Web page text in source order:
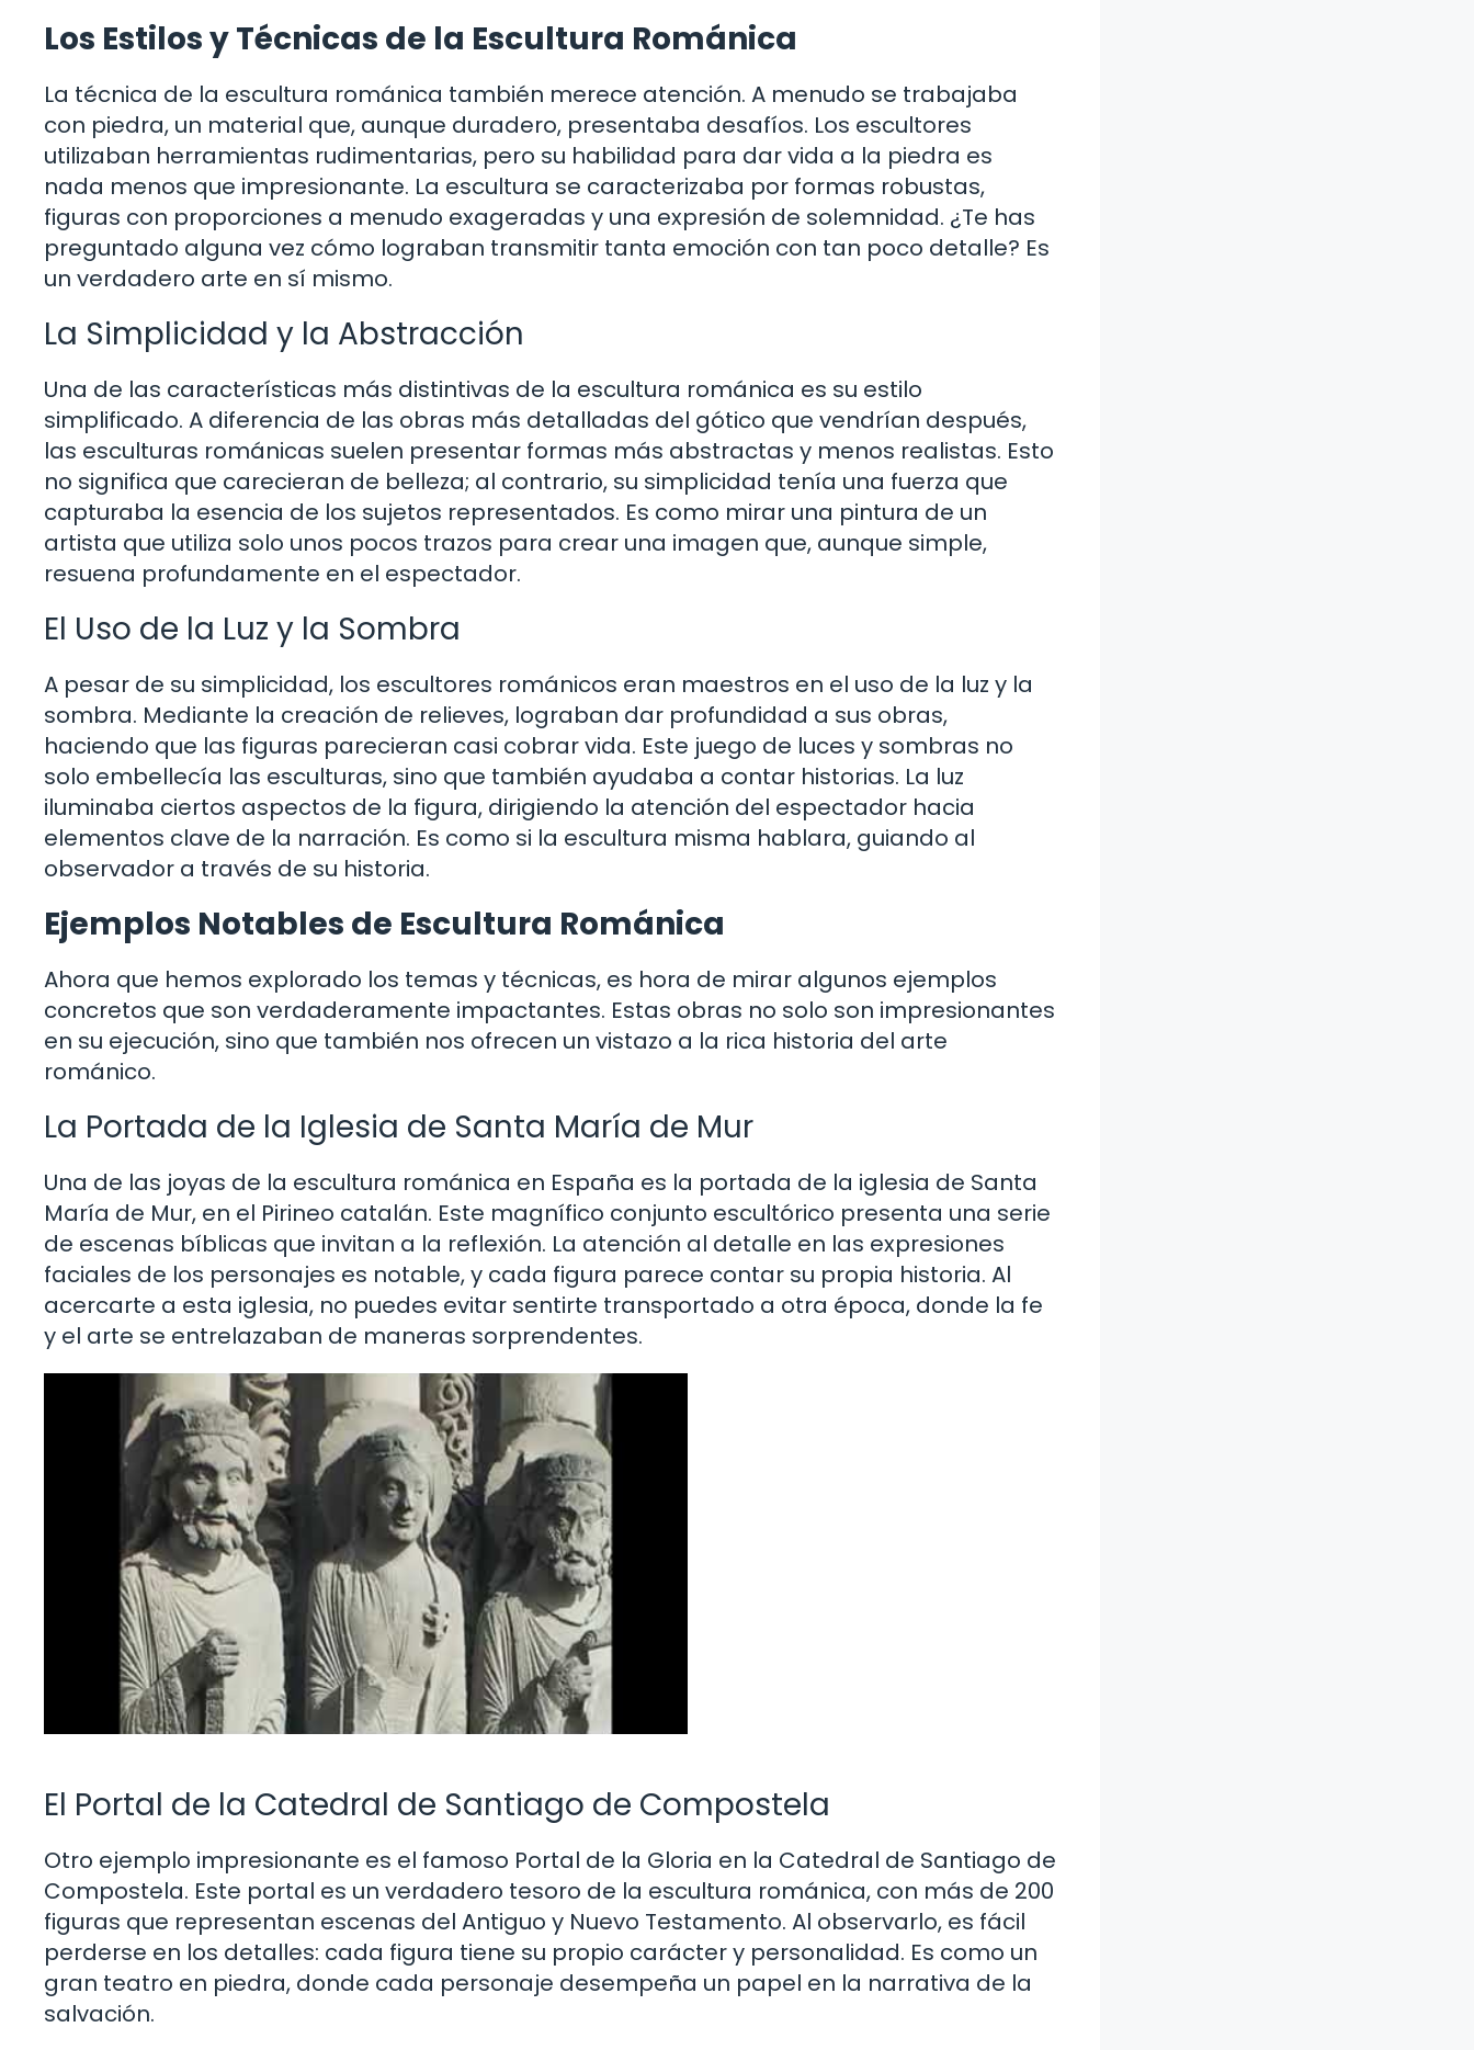
Los Estilos y Técnicas de la Escultura Románica
La técnica de la escultura románica también merece atención. A menudo se trabajaba
con piedra, un material que, aunque duradero, presentaba desafíos. Los escultores
utilizaban herramientas rudimentarias, pero su habilidad para dar vida a la piedra es
nada menos que impresionante. La escultura se caracterizaba por formas robustas,
figuras con proporciones a menudo exageradas y una expresión de solemnidad. ¿Te has
preguntado alguna vez cómo lograban transmitir tanta emoción con tan poco detalle? Es
un verdadero arte en sí mismo.
La Simplicidad y la Abstracción
Una de las características más distintivas de la escultura románica es su estilo
simplificado. A diferencia de las obras más detalladas del gótico que vendrían después,
las esculturas románicas suelen presentar formas más abstractas y menos realistas. Esto
no significa que carecieran de belleza; al contrario, su simplicidad tenía una fuerza que
capturaba la esencia de los sujetos representados. Es como mirar una pintura de un
artista que utiliza solo unos pocos trazos para crear una imagen que, aunque simple,
resuena profundamente en el espectador.
El Uso de la Luz y la Sombra
A pesar de su simplicidad, los escultores románicos eran maestros en el uso de la luz y la
sombra. Mediante la creación de relieves, lograban dar profundidad a sus obras,
haciendo que las figuras parecieran casi cobrar vida. Este juego de luces y sombras no
solo embellecía las esculturas, sino que también ayudaba a contar historias. La luz
iluminaba ciertos aspectos de la figura, dirigiendo la atención del espectador hacia
elementos clave de la narración. Es como si la escultura misma hablara, guiando al
observador a través de su historia.
Ejemplos Notables de Escultura Románica
Ahora que hemos explorado los temas y técnicas, es hora de mirar algunos ejemplos
concretos que son verdaderamente impactantes. Estas obras no solo son impresionantes
en su ejecución, sino que también nos ofrecen un vistazo a la rica historia del arte
románico.
La Portada de la Iglesia de Santa María de Mur
Una de las joyas de la escultura románica en España es la portada de la iglesia de Santa
María de Mur, en el Pirineo catalán. Este magnífico conjunto escultórico presenta una serie
de escenas bíblicas que invitan a la reflexión. La atención al detalle en las expresiones
faciales de los personajes es notable, y cada figura parece contar su propia historia. Al
acercarte a esta iglesia, no puedes evitar sentirte transportado a otra época, donde la fe
y el arte se entrelazaban de maneras sorprendentes.
El Portal de la Catedral de Santiago de Compostela
Otro ejemplo impresionante es el famoso Portal de la Gloria en la Catedral de Santiago de
Compostela. Este portal es un verdadero tesoro de la escultura románica, con más de 200
figuras que representan escenas del Antiguo y Nuevo Testamento. Al observarlo, es fácil
perderse en los detalles: cada figura tiene su propio carácter y personalidad. Es como un
gran teatro en piedra, donde cada personaje desempeña un papel en la narrativa de la
salvación.